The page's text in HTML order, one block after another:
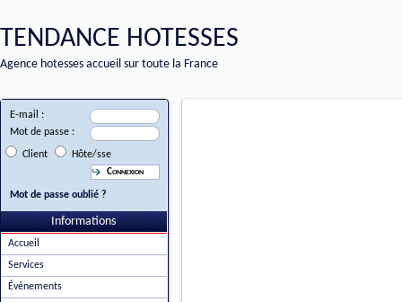
TENDANCE HOTESSES
Agence hotesses accueil sur toute la France
E-mail :
Mot de passe :
Client Hôte/sse
Mot de passe oublié ?
Informations
Accueil
Services
Événements